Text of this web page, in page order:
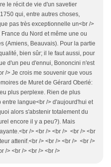
le récit de vie d'un savetier
qui, entre autres choses,
pas très exceptionnelle un<br />
du Nord et même une ou
(Amiens, Beauvais). Pour la partie
bien sûr; il le faut aussi, pour
d'un peu d'ennui, Bononcini n'est
/> Je crois me souvenir que vous
de Muret de Gérard Oberlé:
plus perplexe. Rien de plus
langue<br /> d'aujourd'hui et
alors s'abstenir totalement du
encore il y a peu?). Mais
/> <br /> <br /> <br /> <br
attenif.<br /> <br /> <br /> <br />
/> <br /> <br /> <br />